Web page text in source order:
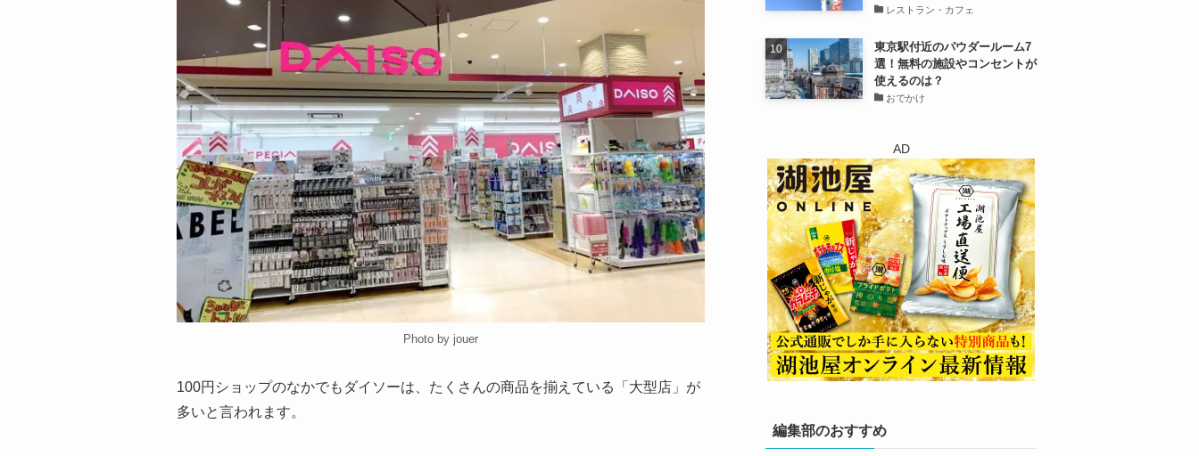
Photo by jouer
100円ショップのなかでもダイソーは、たくさんの商品を揃えている「大型店」が
多いと言われます。
レストラン・カフェ
東京駅付近のパウダールーム7
選！無料の施設やコンセントが
使えるのは？
おでかけ
AD
編集部のおすすめ